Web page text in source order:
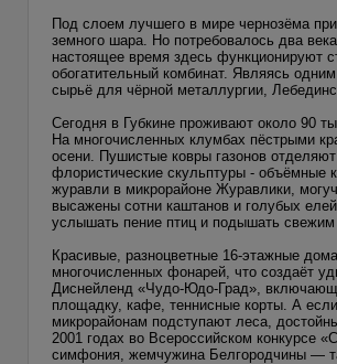
Под слоем лучшего в мире чернозёма
земного шара. Но потребовалось два
настоящее время здесь функционируют
обогатительный комбинат. Являясь
сырьё для чёрной металлургии,
Сегодня в Губкине проживают около 90
На многочисленных клумбах пёстрыми
осени. Пушистые ковры газонов
флористические скульптуры - объёмные
журавли в микрорайоне Журавлики,
высажены сотни каштанов и голубых
услышать пение птиц и подышать свежим
Красивые, разноцветные 16-этажные
многочисленных фонарей, что создаёт
Диснейленд «Чудо-Юдо-Град»,
площадку, кафе, теннисные корты. А
микрорайонам подступают леса,
2001 годах во Всероссийском конкурсе
симфония, жемчужина Белгородчины —